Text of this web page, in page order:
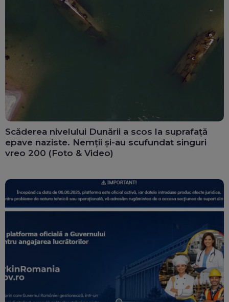
Scăderea nivelului Dunării a scos la suprafață
epave naziste. Nemții și-au scufundat singuri
vreo 200 (Foto & Video)